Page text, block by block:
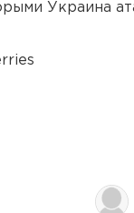
Украина